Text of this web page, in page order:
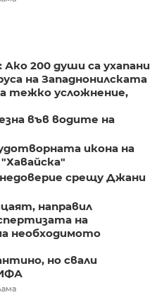
200 души са ухапани
на Западнонилската
тежко усложнение,
във водите на
икона на
срещу Джани
направил
на
необходимото
но свали